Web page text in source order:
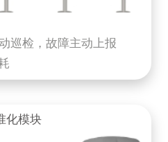
巡检，故障主动上报
化模块